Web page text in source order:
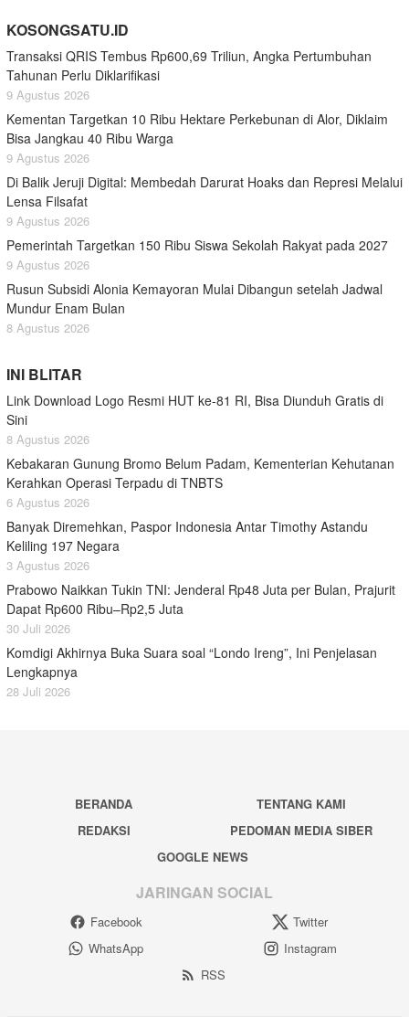
KOSONGSATU.ID
Transaksi QRIS Tembus Rp600,69 Triliun, Angka Pertumbuhan
Tahunan Perlu Diklarifikasi
9 Agustus 2026
Kementan Targetkan 10 Ribu Hektare Perkebunan di Alor, Diklaim
Bisa Jangkau 40 Ribu Warga
9 Agustus 2026
Di Balik Jeruji Digital: Membedah Darurat Hoaks dan Represi Melalui
Lensa Filsafat
9 Agustus 2026
Pemerintah Targetkan 150 Ribu Siswa Sekolah Rakyat pada 2027
9 Agustus 2026
Rusun Subsidi Alonia Kemayoran Mulai Dibangun setelah Jadwal
Mundur Enam Bulan
8 Agustus 2026
INI BLITAR
Link Download Logo Resmi HUT ke-81 RI, Bisa Diunduh Gratis di
Sini
8 Agustus 2026
Kebakaran Gunung Bromo Belum Padam, Kementerian Kehutanan
Kerahkan Operasi Terpadu di TNBTS
6 Agustus 2026
Banyak Diremehkan, Paspor Indonesia Antar Timothy Astandu
Keliling 197 Negara
3 Agustus 2026
Prabowo Naikkan Tukin TNI: Jenderal Rp48 Juta per Bulan, Prajurit
Dapat Rp600 Ribu–Rp2,5 Juta
30 Juli 2026
Komdigi Akhirnya Buka Suara soal “Londo Ireng”, Ini Penjelasan
Lengkapnya
28 Juli 2026
BERANDA
TENTANG KAMI
REDAKSI
PEDOMAN MEDIA SIBER
GOOGLE NEWS
JARINGAN SOCIAL
Facebook
Twitter
WhatsApp
Instagram
RSS